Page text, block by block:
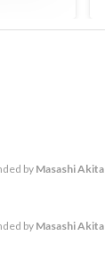
by Masashi Akita
by Masashi Akita